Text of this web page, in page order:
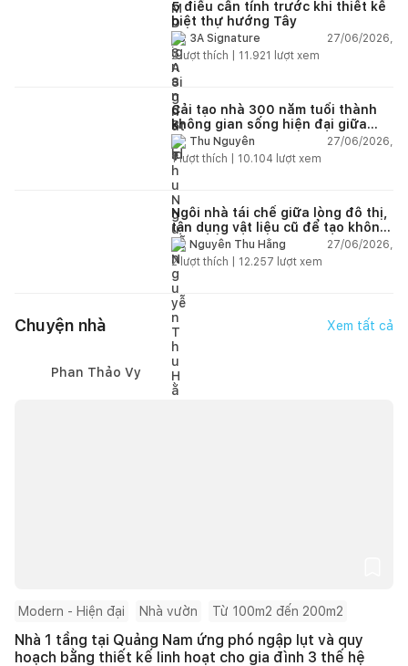
5 điều cần tính trước khi thiết kế
biệt thự hướng Tây
3A Signature
27/06/2026,
2lượt thích | 11.921 lượt xem
Cải tạo nhà 300 năm tuổi thành
không gian sống hiện đại giữa
thiên nhiên
Thu Nguyễn
27/06/2026,
1lượt thích | 10.104 lượt xem
Ngôi nhà tái chế giữa lòng đô thị,
tận dụng vật liệu cũ để tạo không
gian sống linh hoạt
Nguyễn Thu Hằng
27/06/2026,
2lượt thích | 12.257 lượt xem
Chuyện nhà Xem tất cả
Phan Thảo Vy
Modern - Hiện đại Nhà vườn Từ 100m2 đến 200m2
Nhà 1 tầng tại Quảng Nam ứng phó ngập lụt và quy
hoạch bằng thiết kế linh hoạt cho gia đình 3 thế hệ